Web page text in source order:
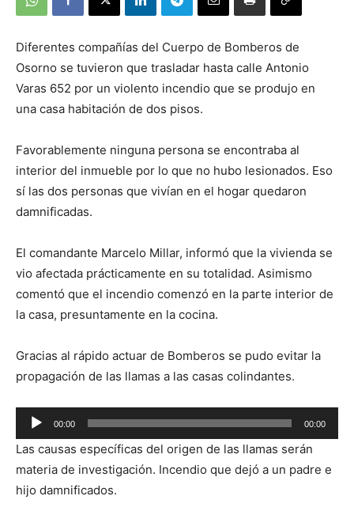
Diferentes compañías del Cuerpo de Bomberos de
Osorno se tuvieron que trasladar hasta calle Antonio
Varas 652 por un violento incendio que se produjo en
una casa habitación de dos pisos.
Favorablemente ninguna persona se encontraba al
interior del inmueble por lo que no hubo lesionados. Eso
sí las dos personas que vivían en el hogar quedaron
damnificadas.
El comandante Marcelo Millar, informó que la vivienda se
vio afectada prácticamente en su totalidad. Asimismo
comentó que el incendio comenzó en la parte interior de
la casa, presuntamente en la cocina.
Gracias al rápido actuar de Bomberos se pudo evitar la
propagación de las llamas a las casas colindantes.
Reproductor
de
audio
00:00 00:00
Las causas específicas del origen de las llamas serán
materia de investigación. Incendio que dejó a un padre e
hijo damnificados.